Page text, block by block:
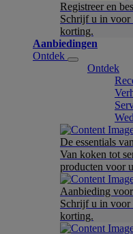
Registreer en
Schrijf u in voor
korting.
Aanbiedingen
Ontdek
Ontdek
De essentials
Van koken tot
producten voor
Aanbieding
Schrijf u in voor
korting.